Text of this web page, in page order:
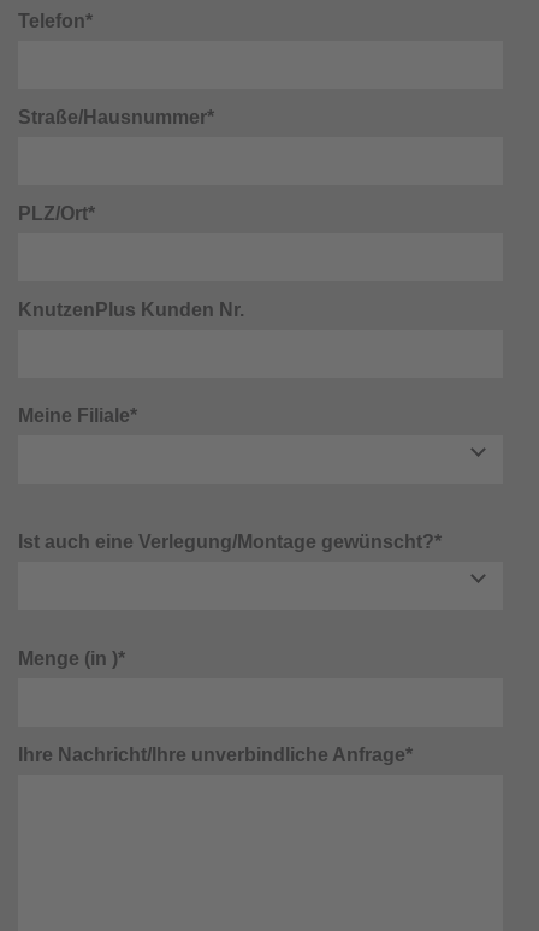
Telefon*
Straße/Hausnummer*
PLZ/Ort*
KnutzenPlus Kunden Nr.
Meine Filiale*
Ist auch eine Verlegung/Montage gewünscht?*
Menge (in )*
Ihre Nachricht/Ihre unverbindliche Anfrage*